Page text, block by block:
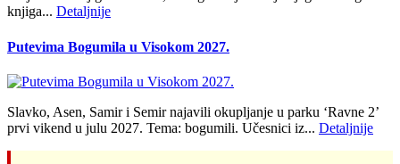
knjiga... Detaljnije
Putevima Bogumila u Visokom 2027.
Slavko, Asen, Samir i Semir najavili okupljanje u parku ‘Ravne 2’
prvi vikend u julu 2027. Tema: bogumili. Učesnici iz... Detaljnije